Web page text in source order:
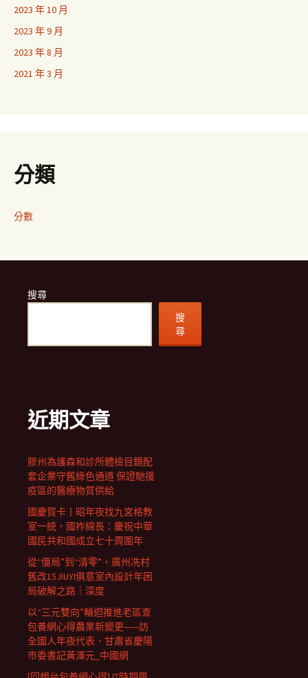
2023 年 10 月
2023 年 9 月
2023 年 8 月
2021 年 3 月
分類
分數
搜尋
搜
尋
近期文章
膠州為護森和診所體檢目鏡配
套企業守舊綠色通道 保證馳援
疫區的醫療物質供給
國慶賀卡丨昭年夜找九宮格教
室一統，國祚綿長：慶祝中華
國民共和國成立七十周圍年
從“僵局”到“清零”，廣州冼村
舊改15JIUYI俱意室內設計年困
局破解之路｜深度
以“三元雙向”輪迴推進老區查
包養網心得農業新變更——訪
全國人年夜代表、甘肅省慶陽
市委書記黃澤元_中國網